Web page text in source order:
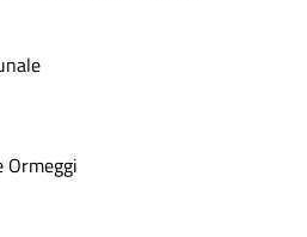
Ormeggi